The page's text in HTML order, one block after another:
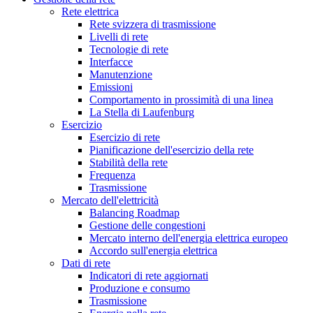
Rete elettrica
Rete svizzera di trasmissione
Livelli di rete
Tecnologie di rete
Interfacce
Manutenzione
Emissioni
Comportamento in prossimità di una linea
La Stella di Laufenburg
Esercizio
Esercizio di rete
Pianificazione dell'esercizio della rete
Stabilità della rete
Frequenza
Trasmissione
Mercato dell'elettricità
Balancing Roadmap
Gestione delle congestioni
Mercato interno dell'energia elettrica europeo
Accordo sull'energia elettrica
Dati di rete
Indicatori di rete aggiornati
Produzione e consumo
Trasmissione